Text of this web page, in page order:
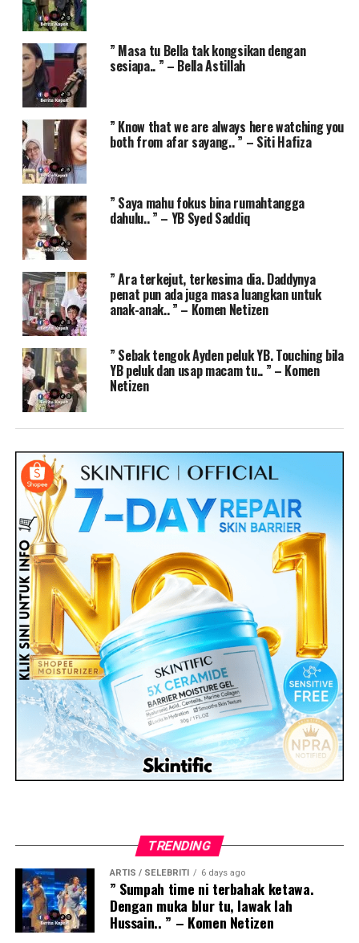
” Masa tu Bella tak kongsikan dengan
sesiapa.. ” – Bella Astillah
” Know that we are always here watching you
both from afar sayang.. ” – Siti Hafiza
” Saya mahu fokus bina rumahtangga
dahulu.. ” – YB Syed Saddiq
” Ara terkejut, terkesima dia. Daddynya
penat pun ada juga masa luangkan untuk
anak-anak.. ” – Komen Netizen
” Sebak tengok Ayden peluk YB. Touching bila
YB peluk dan usap macam tu.. ” – Komen
Netizen
TRENDING
ARTIS / SELEBRITI 6 days ago
” Sumpah time ni terbahak ketawa.
Dengan muka blur tu, lawak lah
Hussain.. ” – Komen Netizen